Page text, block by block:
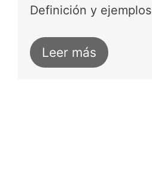
Definición y ejemplos
Leer más